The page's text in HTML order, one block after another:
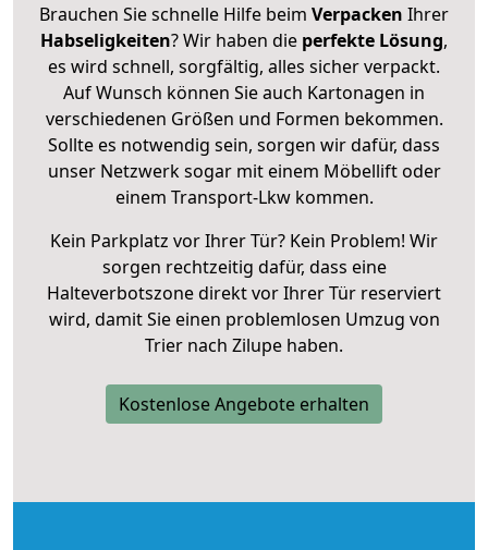
Brauchen Sie schnelle Hilfe beim Verpacken Ihrer
Habseligkeiten? Wir haben die perfekte Lösung,
es wird schnell, sorgfältig, alles sicher verpackt.
Auf Wunsch können Sie auch Kartonagen in
verschiedenen Größen und Formen bekommen.
Sollte es notwendig sein, sorgen wir dafür, dass
unser Netzwerk sogar mit einem Möbellift oder
einem Transport-Lkw kommen.
Kein Parkplatz vor Ihrer Tür? Kein Problem! Wir
sorgen rechtzeitig dafür, dass eine
Halteverbotszone direkt vor Ihrer Tür reserviert
wird, damit Sie einen problemlosen Umzug von
Trier nach Zilupe haben.
Kostenlose Angebote erhalten